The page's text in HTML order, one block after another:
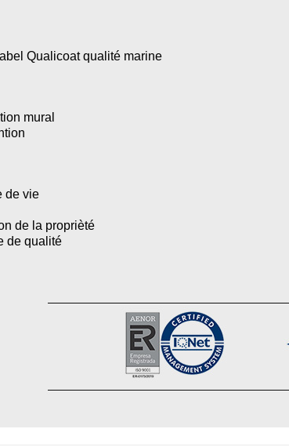
Qualicoat qualité marine
mural
de vie
de la proprièté
de qualité